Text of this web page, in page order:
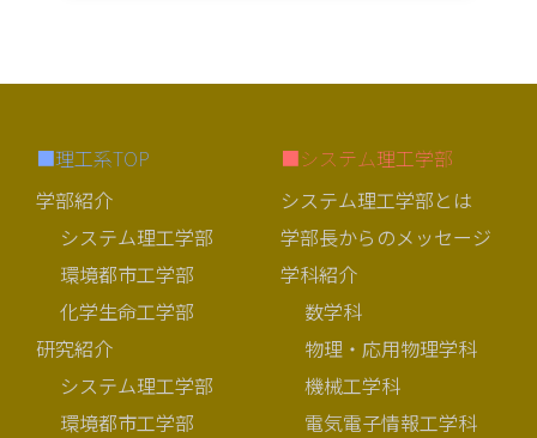
■理工系TOP
学部紹介
システム理工学部
環境都市工学部
化学生命工学部
研究紹介
システム理工学部
環境都市工学部
■システム理工学部
システム理工学部とは
学部長からのメッセージ
学科紹介
数学科
物理・応用物理学科
機械工学科
電気電子情報工学科